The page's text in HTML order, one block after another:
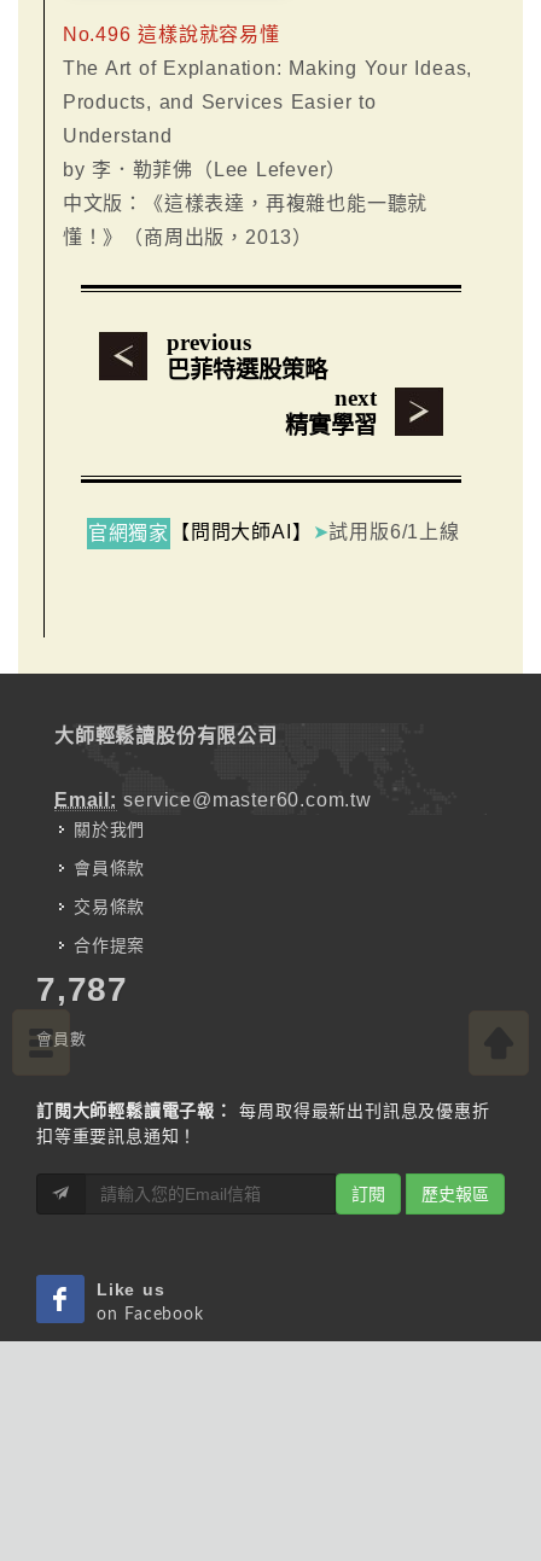
No.496 這樣說就容易懂
The Art of Explanation: Making Your Ideas,
Products, and Services Easier to
Understand
by 李．勒菲佛（Lee Lefever）
中文版：《這樣表達，再複雜也能一聽就
懂！》（商周出版，2013）
previous
巴菲特選股策略
next
精實學習
官網獨家 【問問大師AI】 ➤試用版6/1上線
大師輕鬆讀股份有限公司
Email: service@master60.com.tw
關於我們
會員條款
交易條款
合作提案
7,787
會員數
訂閱大師輕鬆讀電子報：
每周取得最新出刊訊息及優惠折
扣等重要訊息通知！
訂閱 歷史報區
Like us
on Facebook